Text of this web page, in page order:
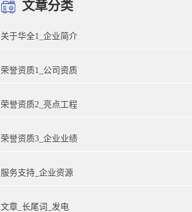
文章分类
关于华全1_企业简介
荣誉资质1_公司资质
荣誉资质2_亮点工程
荣誉资质3_企业业绩
服务支持_企业资源
文章_长尾词_发电